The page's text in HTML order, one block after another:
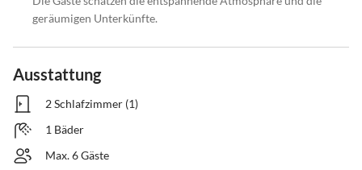
geräumigen Unterkünfte.
Ausstattung
2 Schlafzimmer (1)
1 Bäder
Max. 6 Gäste